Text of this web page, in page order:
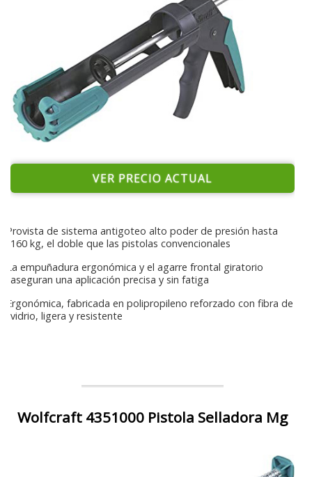
VER PRECIO ACTUAL
Provista de sistema antigoteo alto poder de presión hasta
160 kg, el doble que las pistolas convencionales
La empuñadura ergonómica y el agarre frontal giratorio
aseguran una aplicación precisa y sin fatiga
Ergonómica, fabricada en polipropileno reforzado con fibra de
vidrio, ligera y resistente
Wolfcraft 4351000 Pistola Selladora Mg